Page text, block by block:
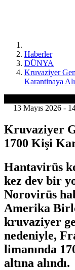
Haberler
DÜNYA
Kruvaziyer
Karantinaya
13 Mayıs 2026 -
Kruvaziyer
1700 Kişi
Hantavirüs
kez dev bir
Norovirüs
Amerika
kruvaziyer
nedeniyle,
limanında
altına alındı.